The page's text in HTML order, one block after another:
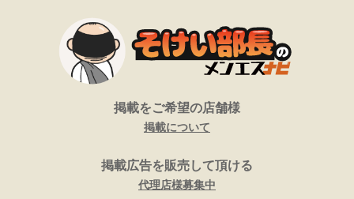
掲載をご希望の店舗様
掲載について
掲載広告を販売して頂ける
代理店様募集中